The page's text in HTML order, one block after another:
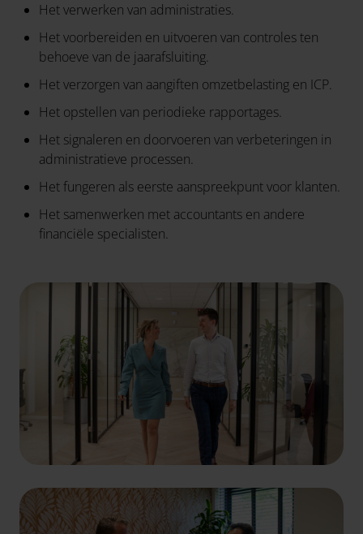
Het verwerken van administraties.
Het voorbereiden en uitvoeren van controles ten
behoeve van de jaarafsluiting.
Het verzorgen van aangiften omzetbelasting en ICP.
Het opstellen van periodieke rapportages.
Het signaleren en doorvoeren van verbeteringen in
administratieve processen.
Het fungeren als eerste aanspreekpunt voor klanten.
Het samenwerken met accountants en andere
financiële specialisten.